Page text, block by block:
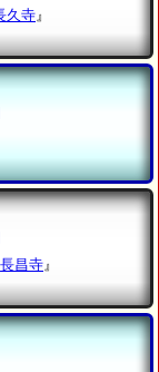
久寺 』
長昌寺』